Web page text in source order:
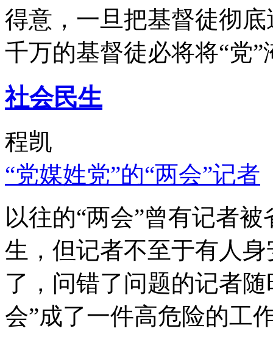
得意，一旦把基督徒彻
千万的基督徒必将将“党”
社会民生
程凯
“党媒姓党”的“两会”记者
以往的“两会”曾有记者
生，但记者不至于有人
了，问错了问题的记者
会”成了一件高危险的工